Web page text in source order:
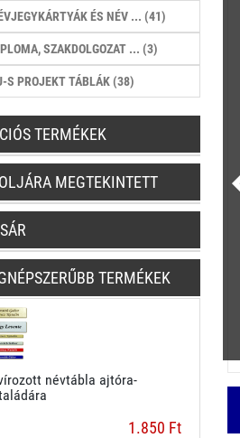
ÉS NÉV ... (41)
SZAKDOLGOZAT ... (3)
S PROJEKT TÁBLÁK (38)
TERMÉKEK
MEGTEKINTETT
TERMÉKEK
névtábla ajtóra-
1.850 Ft